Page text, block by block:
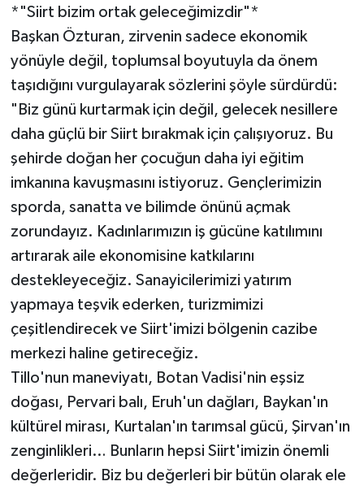
*"Siirt bizim ortak geleceğimizdir"*
Başkan Özturan, zirvenin sadece ekonomik
yönüyle değil, toplumsal boyutuyla da önem
taşıdığını vurgulayarak sözlerini şöyle sürdürdü:
"Biz günü kurtarmak için değil, gelecek nesillere
daha güçlü bir Siirt bırakmak için çalışıyoruz. Bu
şehirde doğan her çocuğun daha iyi eğitim
imkanına kavuşmasını istiyoruz. Gençlerimizin
sporda, sanatta ve bilimde önünü açmak
zorundayız. Kadınlarımızın iş gücüne katılımını
artırarak aile ekonomisine katkılarını
destekleyeceğiz. Sanayicilerimizi yatırım
yapmaya teşvik ederken, turizmimizi
çeşitlendirecek ve Siirt'imizi bölgenin cazibe
merkezi haline getireceğiz.
Tillo'nun maneviyatı, Botan Vadisi'nin eşsiz
doğası, Pervari balı, Eruh'un dağları, Baykan'ın
kültürel mirası, Kurtalan'ın tarımsal gücü, Şirvan'ın
zenginlikleri… Bunların hepsi Siirt'imizin önemli
değerleridir. Biz bu değerleri bir bütün olarak ele